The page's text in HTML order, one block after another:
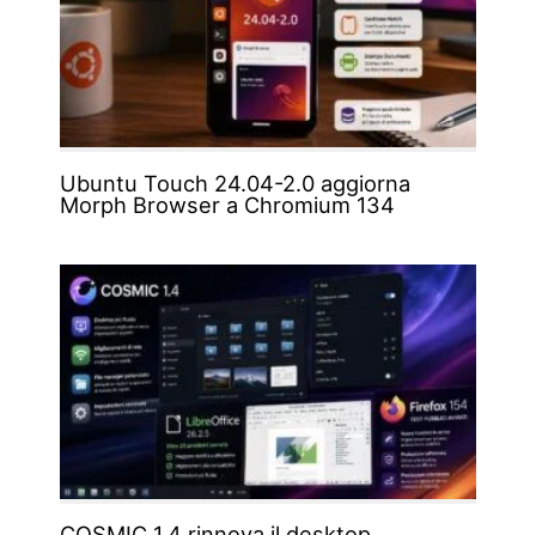
Ubuntu Touch 24.04-2.0 aggiorna
Morph Browser a Chromium 134